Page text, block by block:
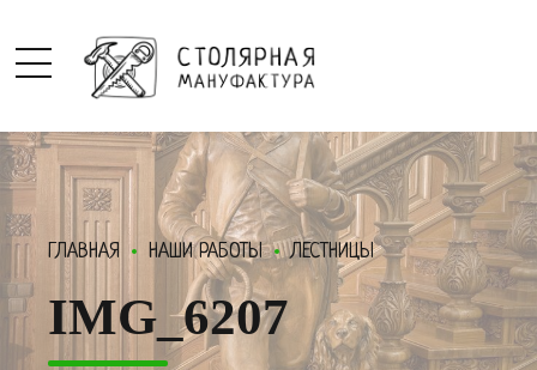
ГЛАВНАЯ НАШИ РАБОТЫ ЛЕСТНИЦЫ
IMG_6207